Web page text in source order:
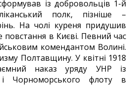
із добровольців 1-й
полк, пізніше –
На чолі куреня придушив
повстання в Києві. Певний час
комендантом Волині.
Полтавщину. У квітні 1918
наказ уряду УНР із
Чорноморського флоту в